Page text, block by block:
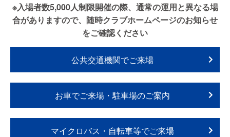
※入場者数5,000人制限開催の際、通常の運用と異なる場
合がありますので、随時クラブホームページのお知らせ
をご確認ください
公共交通機関でご来場
お車でご来場・駐車場のご案内
マイクロバス・自転車等でご来場